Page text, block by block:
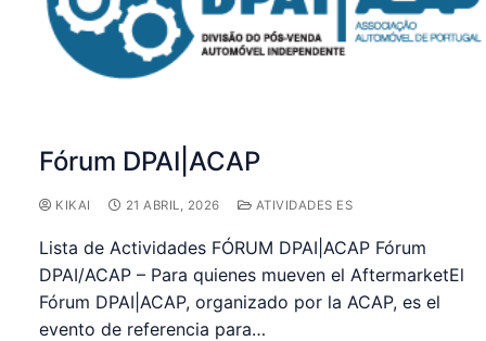
Fórum DPAI|ACAP
KIKAI 21 ABRIL, 2026 ATIVIDADES ES
Lista de Actividades FÓRUM DPAI|ACAP Fórum
DPAI/ACAP – Para quienes mueven el AftermarketEl
Fórum DPAI|ACAP, organizado por la ACAP, es el
evento de referencia para…